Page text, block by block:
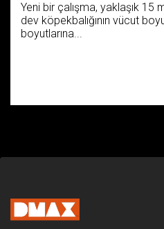
Yeni bir çalışma, yaklaşık 15
dev köpekbalığının vücut
boyutlarına...